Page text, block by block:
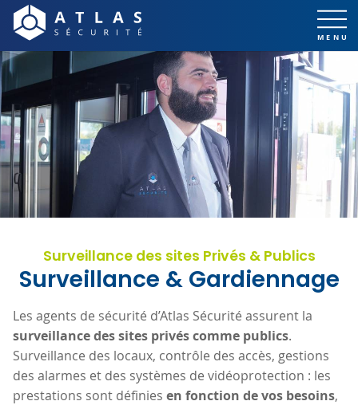
Surveillance des sites Privés & Publics
Surveillance & Gardiennage
Les agents de sécurité d’Atlas Sécurité assurent la
surveillance des sites privés comme publics.
Surveillance des locaux, contrôle des accès, gestions
des alarmes et des systèmes de vidéoprotection : les
prestations sont définies en fonction de vos besoins,